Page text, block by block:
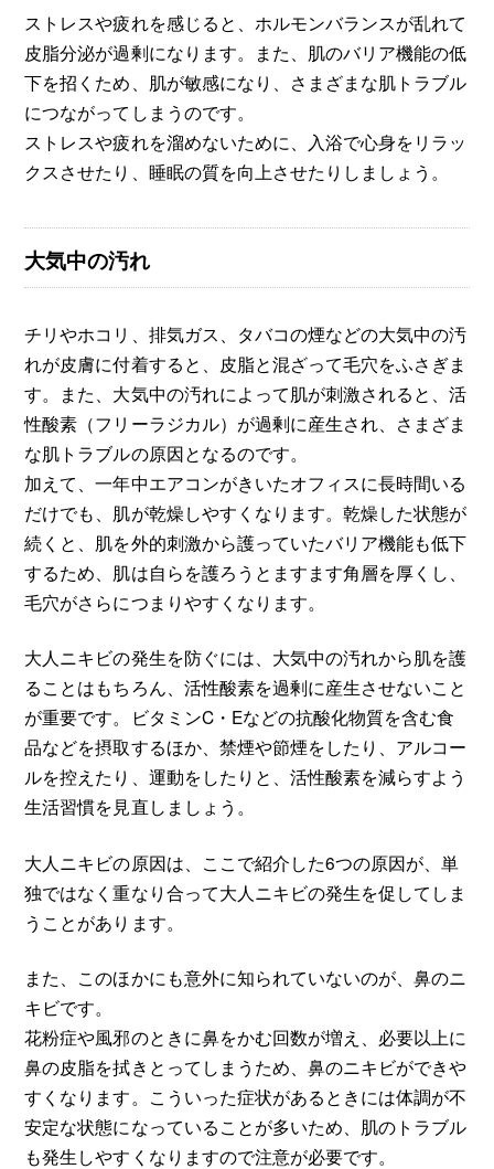
ストレスや疲れを感じると、ホルモンバランスが乱れて
皮脂分泌が過剰になります。また、肌のバリア機能の低
下を招くため、肌が敏感になり、さまざまな肌トラブル
につながってしまうのです。
ストレスや疲れを溜めないために、入浴で心身をリラッ
クスさせたり、睡眠の質を向上させたりしましょう。
大気中の汚れ
チリやホコリ、排気ガス、タバコの煙などの大気中の汚
れが皮膚に付着すると、皮脂と混ざって毛穴をふさぎま
す。また、大気中の汚れによって肌が刺激されると、活
性酸素（フリーラジカル）が過剰に産生され、さまざま
な肌トラブルの原因となるのです。
加えて、一年中エアコンがきいたオフィスに長時間いる
だけでも、肌が乾燥しやすくなります。乾燥した状態が
続くと、肌を外的刺激から護っていたバリア機能も低下
するため、肌は自らを護ろうとますます角層を厚くし、
毛穴がさらにつまりやすくなります。
大人ニキビの発生を防ぐには、大気中の汚れから肌を護
ることはもちろん、活性酸素を過剰に産生させないこと
が重要です。ビタミンC・Eなどの抗酸化物質を含む食
品などを摂取するほか、禁煙や節煙をしたり、アルコー
ルを控えたり、運動をしたりと、活性酸素を減らすよう
生活習慣を見直しましょう。
大人ニキビの原因は、ここで紹介した6つの原因が、単
独ではなく重なり合って大人ニキビの発生を促してしま
うことがあります。
また、このほかにも意外に知られていないのが、鼻のニ
キビです。
花粉症や風邪のときに鼻をかむ回数が増え、必要以上に
鼻の皮脂を拭きとってしまうため、鼻のニキビができや
すくなります。こういった症状があるときには体調が不
安定な状態になっていることが多いため、肌のトラブル
も発生しやすくなりますので注意が必要です。